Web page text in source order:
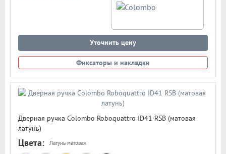
Уточнить цену
Фиксаторы и накладки
Дверная ручка Colombo Roboquattro ID41 RSB (матовая
латунь)
Цвета: Латунь матовая